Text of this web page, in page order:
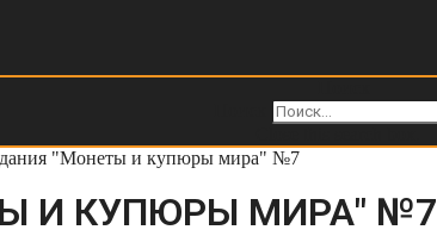
"Монеты и купюры мира" №7
И КУПЮРЫ МИРА" №7